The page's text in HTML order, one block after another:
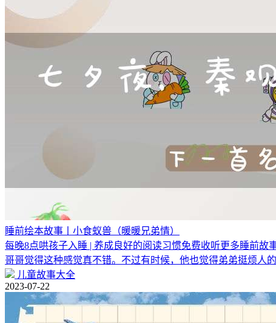
睡前绘本故事丨小食蚁兽（暖暖兄弟情）
每晚8点哄孩子入睡 | 养成良好的阅读习惯免费收听更多睡前
哥哥觉得这种感觉真不错。不过有时候，他也觉得弟弟挺烦人
儿童故事大全
2023-07-22